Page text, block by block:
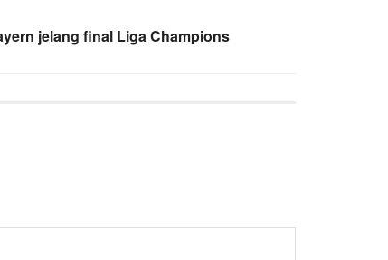
jelang final Liga Champions